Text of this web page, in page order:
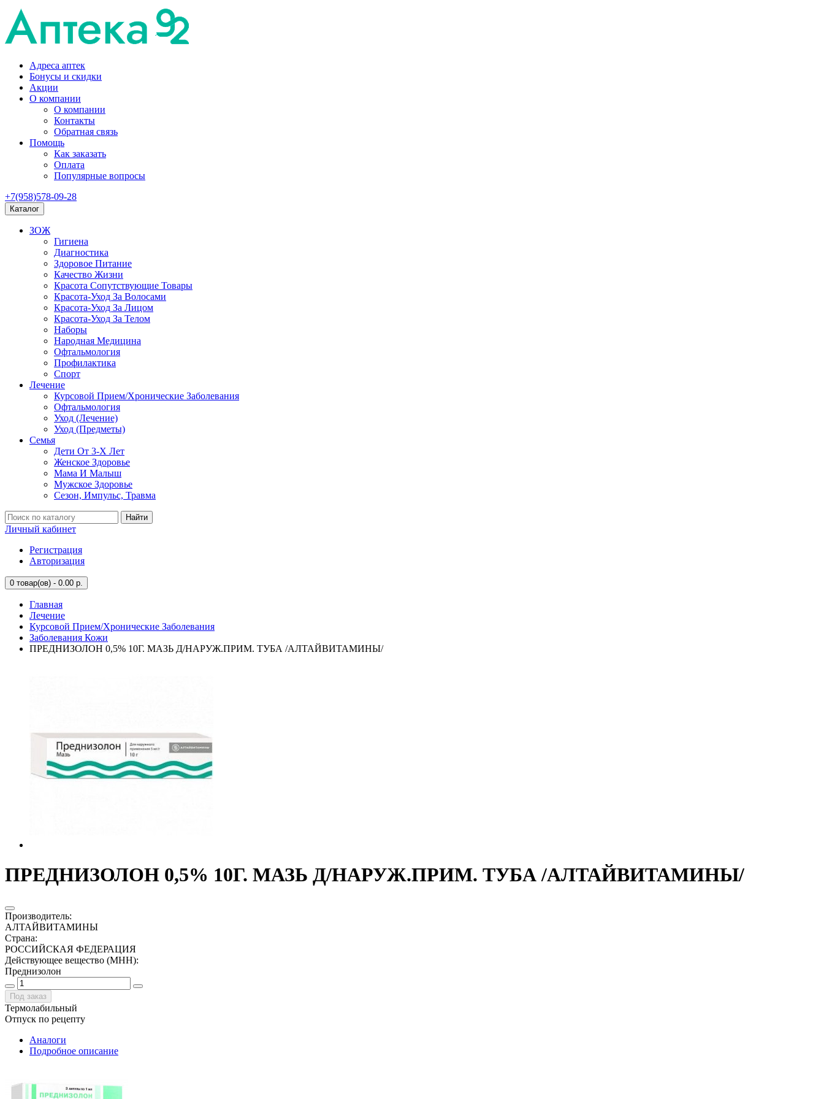
Адреса аптек
Бонусы и скидки
Акции
О компании
О компании
Контакты
Обратная связь
Помощь
Как заказать
Оплата
Популярные вопросы
+7(958)578-09-28
Каталог
ЗОЖ
Гигиена
Диагностика
Здоровое Питание
Качество Жизни
Красота Сопутствующие Товары
Красота-Уход За Волосами
Красота-Уход За Лицом
Красота-Уход За Телом
Наборы
Народная Медицина
Офтальмология
Профилактика
Спорт
Лечение
Курсовой Прием/Хронические Заболевания
Офтальмология
Уход (Лечение)
Уход (Предметы)
Семья
Дети От 3-Х Лет
Женское Здоровье
Мама И Малыш
Мужское Здоровье
Сезон, Импульс, Травма
Найти
Личный кабинет
Регистрация
Авторизация
0 товар(ов) - 0.00 р.
Главная
Лечение
Курсовой Прием/Хронические Заболевания
Заболевания Кожи
ПРЕДНИЗОЛОН 0,5% 10Г. МАЗЬ Д/НАРУЖ.ПРИМ. ТУБА /АЛТАЙВИТАМИНЫ/
ПРЕДНИЗОЛОН 0,5% 10Г. МАЗЬ Д/НАРУЖ.ПРИМ. ТУБА /АЛТАЙВИТАМИНЫ/
Производитель:
АЛТАЙВИТАМИНЫ
Страна:
РОССИЙСКАЯ ФЕДЕРАЦИЯ
Действующее вещество (МНН):
Преднизолон
Под заказ
Термолабильный
Отпуск по рецепту
Аналоги
Подробное описание